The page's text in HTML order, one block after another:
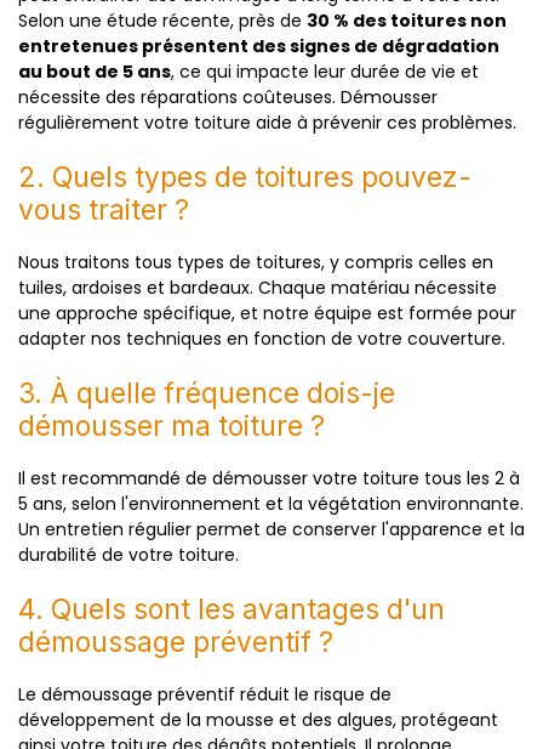
Selon une étude récente, près de 30 % des toitures non
entretenues présentent des signes de dégradation
au bout de 5 ans, ce qui impacte leur durée de vie et
nécessite des réparations coûteuses. Démousser
régulièrement votre toiture aide à prévenir ces problèmes.
2. Quels types de toitures pouvez-
vous traiter ?
Nous traitons tous types de toitures, y compris celles en
tuiles, ardoises et bardeaux. Chaque matériau nécessite
une approche spécifique, et notre équipe est formée pour
adapter nos techniques en fonction de votre couverture.
3. À quelle fréquence dois-je
démousser ma toiture ?
Il est recommandé de démousser votre toiture tous les 2 à
5 ans, selon l'environnement et la végétation environnante.
Un entretien régulier permet de conserver l'apparence et la
durabilité de votre toiture.
4. Quels sont les avantages d'un
démoussage préventif ?
Le démoussage préventif réduit le risque de
développement de la mousse et des algues, protégeant